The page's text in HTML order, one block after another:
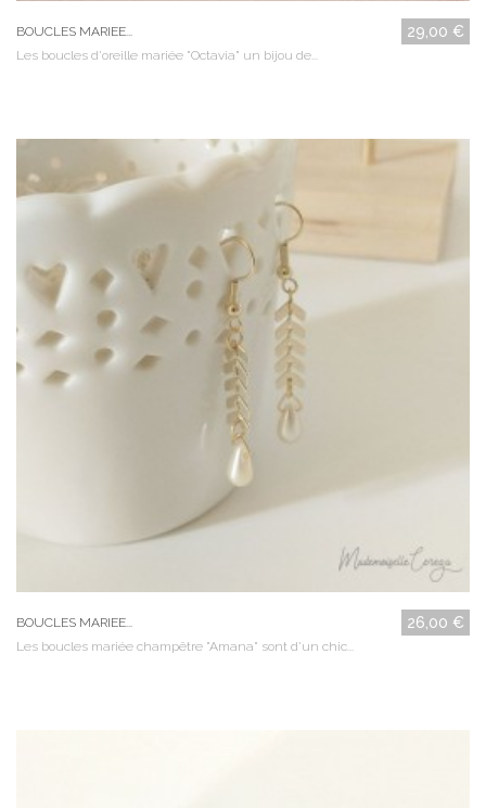
BOUCLES MARIEE... 29,00 €
Les boucles d'oreille mariée "Octavia" un bijou de...
BOUCLES MARIEE... 26,00 €
Les boucles mariée champêtre "Amana" sont d'un chic...